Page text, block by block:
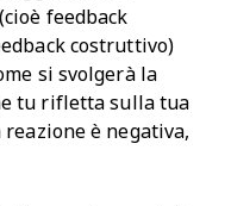
feedback
costruttivo)
si svolgerà la
tu rifletta sulla tua
reazione è negativa,